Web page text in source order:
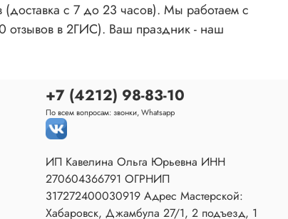
с 7 до 23 часов). Мы работаем с
отзывов в 2ГИС). Ваш праздник - наш
+7 (4212) 98-83-10
По всем вопросам: звонки, Whatsapp
ИП Кавелина Ольга Юрьевна ИНН
270604366791 ОГРНИП
317272400030919 Адрес Мастерской:
Хабаровск, Джамбула 27/1, 2 подъезд, 1